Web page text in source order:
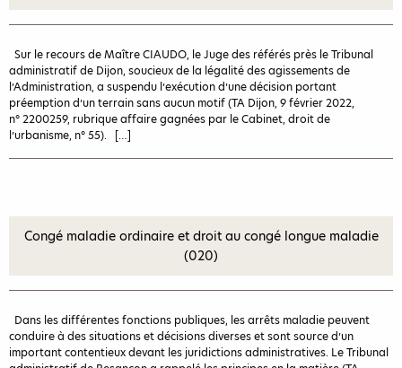
Sur le recours de Maître CIAUDO, le Juge des référés près le Tribunal
administratif de Dijon, soucieux de la légalité des agissements de
l’Administration, a suspendu l’exécution d’une décision portant
préemption d’un terrain sans aucun motif (TA Dijon, 9 février 2022,
n° 2200259, rubrique affaire gagnées par le Cabinet, droit de
l’urbanisme, n° 55). […]
Congé maladie ordinaire et droit au congé longue maladie
(020)
Dans les différentes fonctions publiques, les arrêts maladie peuvent
conduire à des situations et décisions diverses et sont source d’un
important contentieux devant les juridictions administratives. Le Tribunal